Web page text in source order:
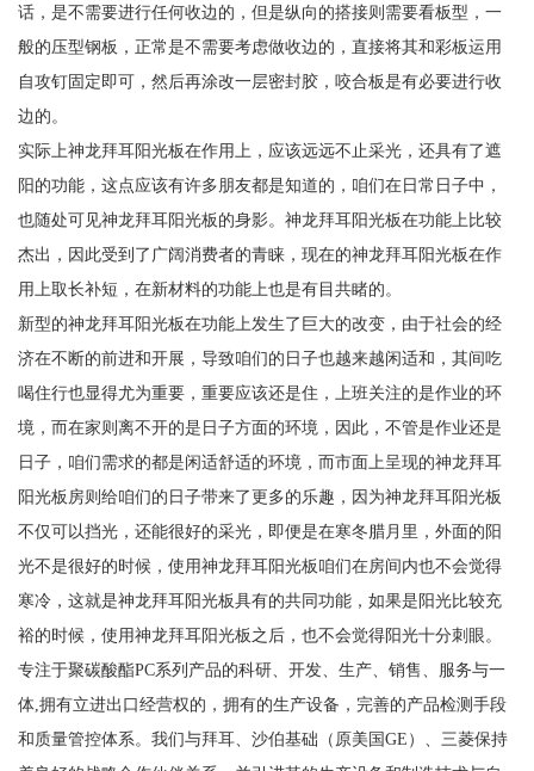
话，是不需要进行任何收边的，但是纵向的搭接则需要看板型，一
般的压型钢板，正常是不需要考虑做收边的，直接将其和彩板运用
自攻钉固定即可，然后再涂改一层密封胶，咬合板是有必要进行收
边的。
实际上神龙拜耳阳光板在作用上，应该远远不止采光，还具有了遮
阳的功能，这点应该有许多朋友都是知道的，咱们在日常日子中，
也随处可见神龙拜耳阳光板的身影。神龙拜耳阳光板在功能上比较
杰出，因此受到了广阔消费者的青睐，现在的神龙拜耳阳光板在作
用上取长补短，在新材料的功能上也是有目共睹的。
新型的神龙拜耳阳光板在功能上发生了巨大的改变，由于社会的经
济在不断的前进和开展，导致咱们的日子也越来越闲适和，其间吃
喝住行也显得尤为重要，重要应该还是住，上班关注的是作业的环
境，而在家则离不开的是日子方面的环境，因此，不管是作业还是
日子，咱们需求的都是闲适舒适的环境，而市面上呈现的神龙拜耳
阳光板房则给咱们的日子带来了更多的乐趣，因为神龙拜耳阳光板
不仅可以挡光，还能很好的采光，即便是在寒冬腊月里，外面的阳
光不是很好的时候，使用神龙拜耳阳光板咱们在房间内也不会觉得
寒冷，这就是神龙拜耳阳光板具有的共同功能，如果是阳光比较充
裕的时候，使用神龙拜耳阳光板之后，也不会觉得阳光十分刺眼。
专注于聚碳酸酯PC系列产品的科研、开发、生产、销售、服务与一
体,拥有立进出口经营权的，拥有的生产设备，完善的产品检测手段
和质量管控体系。我们与拜耳、沙伯基础（原美国GE）、三菱保持